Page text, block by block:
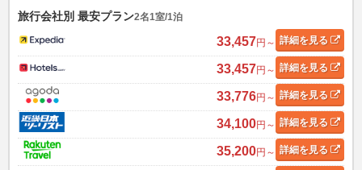
旅行会社別 最安プラン2名1室/1泊
33,457円～ 詳細を見る
33,457円～ 詳細を見る
33,776円～ 詳細を見る
34,100円～ 詳細を見る
35,200円～ 詳細を見る